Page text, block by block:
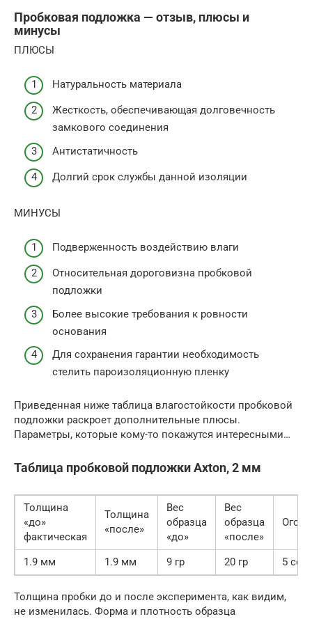
Пробковая подложка — отзыв, плюсы и
минусы
ПЛЮСЫ
Натуральность материала
Жесткость, обеспечивающая долговечность
замкового соединения
Антистатичность
Долгий срок службы данной изоляции
МИНУСЫ
Подверженность воздействию влаги
Относительная дороговизна пробковой
подложки
Более высокие требования к ровности
основания
Для сохранения гарантии необходимость
стелить пароизоляционную пленку
Приведенная ниже таблица влагостойкости пробковой
подложки раскроет дополнительные плюсы.
Параметры, которые кому-то покажутся интересными…
Таблица пробковой подложки Axton, 2 мм
Толщина
«до»
фактическая
Толщина
«после»
Вес
образца
«до»
Вес
образца
«после»
Огонь
1.9 мм 1.9 мм 9 гр 20 гр 5 сек
Толщина пробки до и после эксперимента, как видим,
не изменилась. Форма и плотность образца